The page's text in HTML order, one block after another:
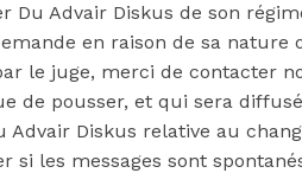
Advair Diskus de son
en raison de sa nature
le juge, merci de contacter
pousser, et qui sera
Diskus relative au
les messages sont